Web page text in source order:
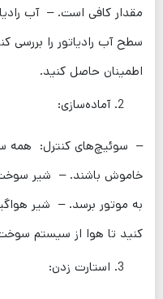
مقدار کافی است. – آب
سطح آب رادیاتور را بررسی
اطمینان حاصل کنید.
آماده‌سازی:
– سوئیچ‌های کنترل: همه
خاموش باشند. – شیر
به موتور برسد. – شیر
کنید تا هوا از سیستم
استارت زدن: